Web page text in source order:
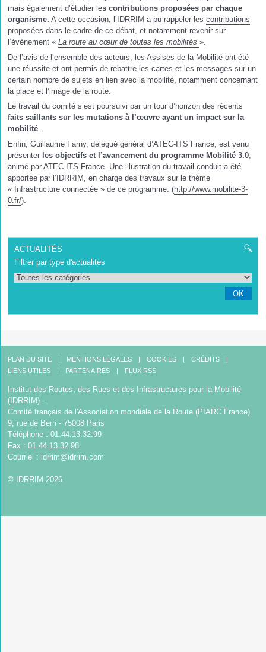
mais également d’étudier les contributions proposées par chaque
organisme. A cette occasion, l’IDRRIM a pu rappeler les contributions
proposées dans le cadre de ce débat, et notamment revenir sur
l’évènement « La route au cœur de toutes les mobilités ».
De l’avis de l’ensemble des acteurs, les Assises de la Mobilité ont été
une réussite et ont permis de rebattre les cartes et les messages sur un
certain nombre de sujets en lien avec la mobilité, notamment concernant
la place et l’image de la route.
Le travail du comité s’est poursuivi par un tour d’horizon des récents
faits saillants sur les mutations à l’œuvre ayant un impact sur la
mobilité.
Enfin, Guillaume Farny, délégué général d’ATEC-ITS France, est venu
présenter les objectifs et l’avancement du programme Mobilité 3.0
animé par ATEC-ITS France. Une illustration du travail conduit a été
apportée par l’IDRRIM, en charge des travaux sur le thème
« Infrastructure connectée » de ce programme. (http://www.mobilite-3-
0.fr/).
ACTUALITÉS
Filtrer par type d'actualités
OK
PLAN DU SITE MENTIONS LÉGALES COOKIES
CRÉDITS
LIENS UTILES
PARTENAIRES FLUX RSS
Institut des Routes, des Rues et des Infrastructures pour la Mobilité
(IDRRIM) -
Comité français de l'Association mondiale de la Route (PIARC France)
9, rue de Berri - 75008 Paris
Téléphone : 01.44.13.32.99
Fax : 01.44.13.32.98
Courriel : idrrim@idrrim.com
© IDRRIM 2026